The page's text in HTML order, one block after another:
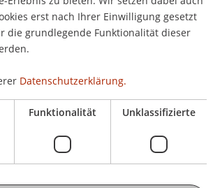
- Major
ENGLISH
erst nach Ihrer Einwilligung gesetzt
die grundlegende Funktionalität dieser
Datenschutzerklärung.
Funktionalität Unklassifizierte